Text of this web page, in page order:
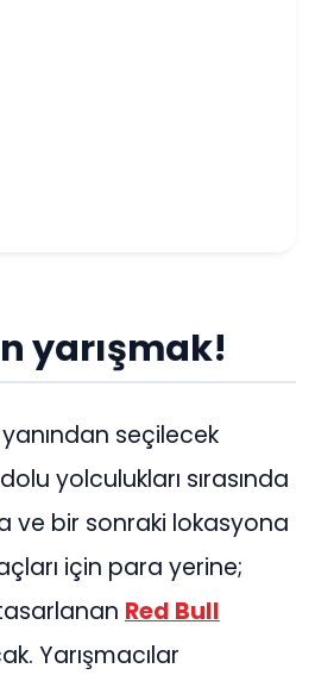
yarışmak!
seçilecek
yolculukları sırasında
ve bir sonraki lokasyona
için para yerine;
Red Bull
Yarışmacılar